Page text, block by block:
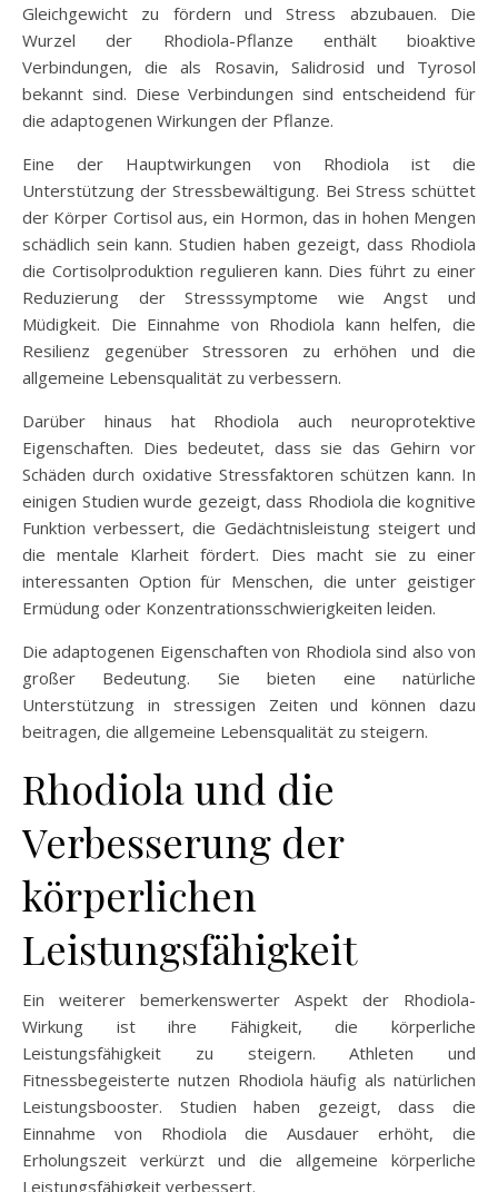
Gleichgewicht zu fördern und Stress abzubauen. Die
Wurzel der Rhodiola-Pflanze enthält bioaktive
Verbindungen, die als Rosavin, Salidrosid und Tyrosol
bekannt sind. Diese Verbindungen sind entscheidend für
die adaptogenen Wirkungen der Pflanze.
Eine der Hauptwirkungen von Rhodiola ist die
Unterstützung der Stressbewältigung. Bei Stress schüttet
der Körper Cortisol aus, ein Hormon, das in hohen Mengen
schädlich sein kann. Studien haben gezeigt, dass Rhodiola
die Cortisolproduktion regulieren kann. Dies führt zu einer
Reduzierung der Stresssymptome wie Angst und
Müdigkeit. Die Einnahme von Rhodiola kann helfen, die
Resilienz gegenüber Stressoren zu erhöhen und die
allgemeine Lebensqualität zu verbessern.
Darüber hinaus hat Rhodiola auch neuroprotektive
Eigenschaften. Dies bedeutet, dass sie das Gehirn vor
Schäden durch oxidative Stressfaktoren schützen kann. In
einigen Studien wurde gezeigt, dass Rhodiola die kognitive
Funktion verbessert, die Gedächtnisleistung steigert und
die mentale Klarheit fördert. Dies macht sie zu einer
interessanten Option für Menschen, die unter geistiger
Ermüdung oder Konzentrationsschwierigkeiten leiden.
Die adaptogenen Eigenschaften von Rhodiola sind also von
großer Bedeutung. Sie bieten eine natürliche
Unterstützung in stressigen Zeiten und können dazu
beitragen, die allgemeine Lebensqualität zu steigern.
Rhodiola und die
Verbesserung der
körperlichen
Leistungsfähigkeit
Ein weiterer bemerkenswerter Aspekt der Rhodiola-
Wirkung ist ihre Fähigkeit, die körperliche
Leistungsfähigkeit zu steigern. Athleten und
Fitnessbegeisterte nutzen Rhodiola häufig als natürlichen
Leistungsbooster. Studien haben gezeigt, dass die
Einnahme von Rhodiola die Ausdauer erhöht, die
Erholungszeit verkürzt und die allgemeine körperliche
Leistungsfähigkeit verbessert.